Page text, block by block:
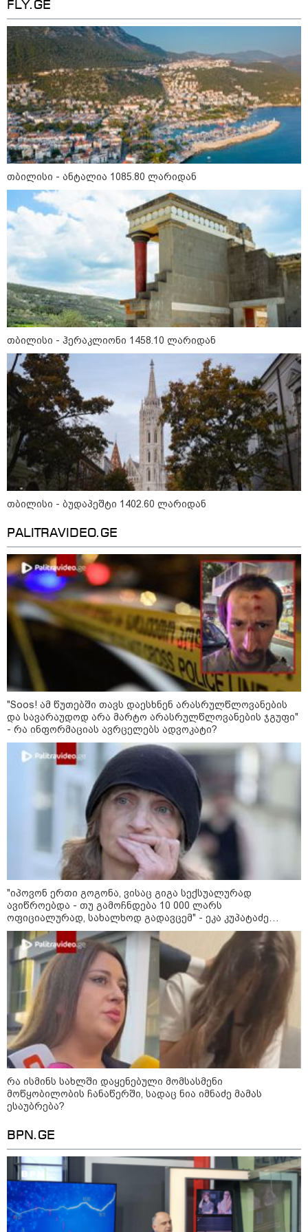
"საქართველოსთვის თქვენზე ნაკლები
მებრძოლის დედა ვატირე!" - რას ამბობს
გიორგი ბარამიძე პროკურატურის
განცხადების შემდეგ
19:05 / 07-08-2026
"2008 წელს საქართველო
გადავარჩინეთ - აი, 2012 წლის
სწორედ ეგ იყო ქართული
ისტორიული კატასტროფა და
რაც რუსმა ჯარით ვერ აიღო,
შიდა ღალატით გაინაღდა" -
მიხეილ სააკაშვილი
14:20 / 07-08-2026
"ჩემი აზრით, ენამ გაუსწრო
აზრს და არ არის ეს კარგი,
თუმცა თუ რაიმეში არ მეპარება
ეჭვი, გიორგი ბარამიძის
პატრიოტიზმია" - ნიკა გვარამია
13:42 / 07-08-2026
"საქართველო მშვიდი ქვეყანაა,
არავინ შეზღუდული არაა" - კახა
კალაძე
13:27 / 07-08-2026
"სტუმართმოყვარე ხალხი ვართ
- რუსს, ყაზახს, უკრაინელს,
შვეიცარიელს, იტალიელს,
ამერიკელს, შეუძლია
ჩამოვიდეს, დახარჯოს ფული...
არავინ შეზღუდული არაა" -
კალაძე
კატეგორიის ყველა სიახლე
„რიკოთის მსგავსი რთული
საინჟინრო ობიექტების მოვლა-
პატრონობა განსაკუთრებულ
პასუხისმგებლობას მოითხოვს“-
რატომ გახდა საჭირო გზების
მოვლა-პატრონობისთვის
სახელმწიფო კომპანიის შექმნა
„რუსთაველზე მდებარე
სასტუმროები 40-50%-იან
გაუქმებებს იღებენ, საკმაოდ დიდი
ზარალისკენ წავალთ - მეგონა,
ვიღაც მოიფიქრებდა და ბიზნესს
შეხვდებოდა“
„ფასები 2-3 წელში გაორმაგდება“
- ლოკაციები თბილისის
შემოგარენში, სადაც შესაძლოა,
მიწები გაძვირდეს
სამართალი
FLY.GE
თბილისი - ანტალია 1085.80 ლარიდან
თბილისი - ჰერაკლიონი 1458.10 ლარიდან
თბილისი - ბუდაპეშტი 1402.60 ლარიდან
PALITRAVIDEO.GE
"Soos! ამ წუთებში თავს დაესხნენ არასრულწლოვანების
და სავარაუდოდ არა მარტო არასრულწლოვანების ჯგუფი"
- რა ინფორმაციას ავრცელებს ადვოკატი?
"იპოვონ ერთი გოგონა, ვისაც გიგა სექსუალურად
ავიწროებდა - თუ გამოჩნდება 10 000 ლარს
ოფიციალურად, სახალხოდ გადავცემ" - ეკა კუპატაძე
განცხადებას ავრცელებს
რა ისმინს სახლში დაყენებული მომსასმენი
მოწყობილობის ჩანაწერში, სადაც ნია იმნაძე მამას
ესაუბრება?
BPN.GE